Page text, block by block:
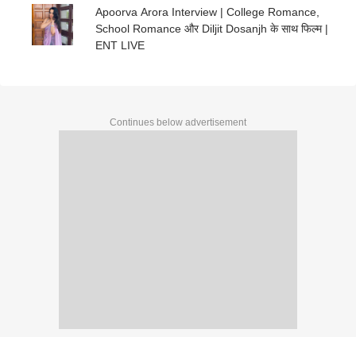
Apoorva Arora Interview | College Romance,
School Romance और Diljit Dosanjh के साथ फिल्म |
ENT LIVE
Continues below advertisement